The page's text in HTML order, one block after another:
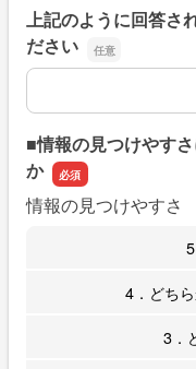
上記のように回答さ
ださい
上記のように回答さ
■情報の見つけやす
か
情報の見つけやすさ
4．どち
3．